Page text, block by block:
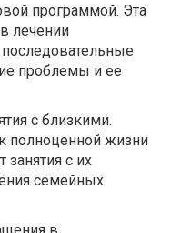
программой. Эта
лечении
проблемы и ее
с близкими.
полноценной жизни
занятия с их
семейных